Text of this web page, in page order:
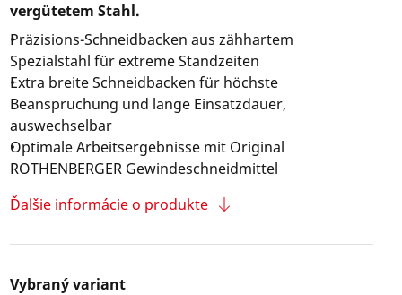
vergütetem Stahl.
Präzisions-Schneidbacken aus zähhartem
Spezialstahl für extreme Standzeiten
Extra breite Schneidbacken für höchste
Beanspruchung und lange Einsatzdauer,
auswechselbar
Optimale Arbeitsergebnisse mit Original
ROTHENBERGER Gewindeschneidmittel
Ďalšie informácie o produkte
Vybraný variant